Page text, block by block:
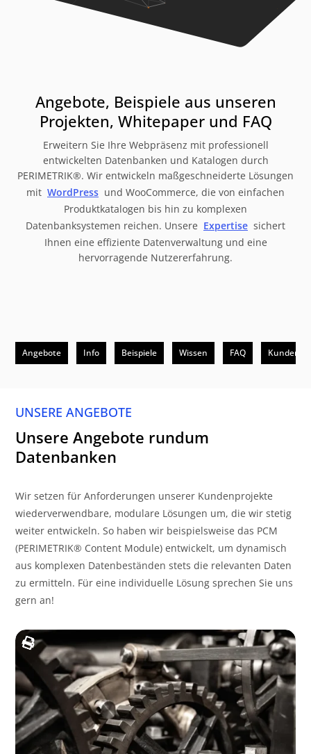
Angebote, Beispiele aus unseren
Projekten, Whitepaper und FAQ
Erweitern Sie Ihre Webpräsenz mit professionell
entwickelten Datenbanken und Katalogen durch
PERIMETRIK®. Wir entwickeln maßgeschneiderte Lösungen
mit WordPress und WooCommerce, die von einfachen
Produktkatalogen bis hin zu komplexen
Datenbanksystemen reichen. Unsere Expertise sichert
Ihnen eine effiziente Datenverwaltung und eine
hervorragende Nutzererfahrung.
Angebote Info Beispiele Wissen FAQ Kunden
UNSERE ANGEBOTE
Unsere Angebote rundum
Datenbanken
Wir setzen für Anforderungen unserer Kundenprojekte
wiederverwendbare, modulare Lösungen um, die wir stetig
weiter entwickeln. So haben wir beispielsweise das PCM
(PERIMETRIK® Content Module) entwickelt, um dynamisch
aus komplexen Datenbeständen stets die relevanten Daten
zu ermitteln. Für eine individuelle Lösung sprechen Sie uns
gern an!